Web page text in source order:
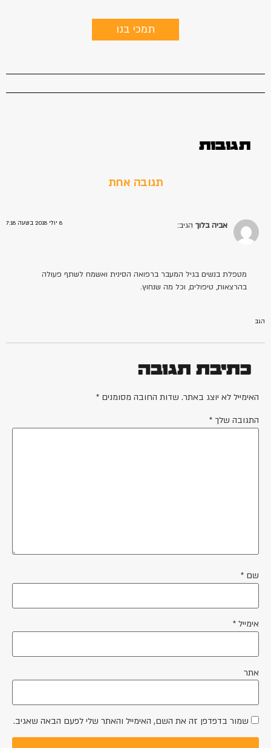
תמכי בנו
תגובות
תגובה אחת
אביה בלוך הגיב: 8 יולי 2018 בשעה 7:18
מטפלת בנשים בגיל המעבר ברפואה הסינית ואשמח לשתף פעולה
בהרצאות, טיפולים, וכל מה שנחוץ.
הגב
כתיבת תגובה
האימייל לא יוצג באתר. שדות החובה מסומנים *
התגובה שלך *
שם *
אימייל *
אתר
שמור בדפדפן זה את השם, האימייל והאתר שלי לפעם הבאה שאגיב.